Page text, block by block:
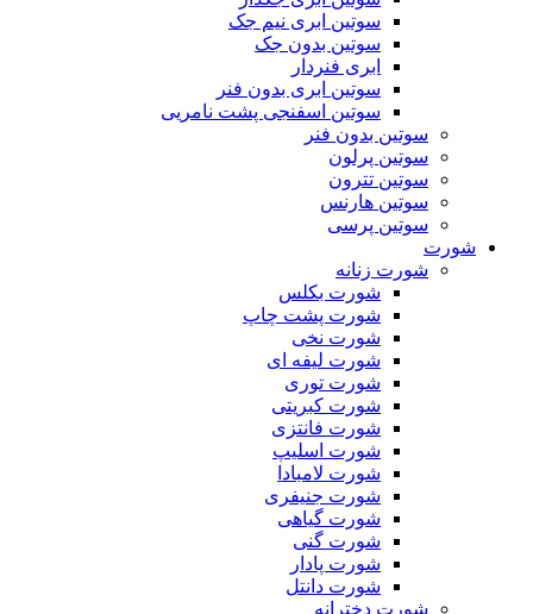
سوتین ابری نیم جک
سوتین بدون جک
ابری فنردار
سوتین ابری بدون فنر
سوتین اسفنجی پشت نامریی
سوتین بدون فنر
سوتین پرلون
سوتین تترون
سوتین هارنس
سوتین پرسی
شورت
شورت زنانه
شورت بکلس
شورت پشت چاپ
شورت نخی
شورت لیفه ای
شورت توری
شورت کبریتی
شورت فانتزی
شورت اسلیپ
شورت لامبادا
شورت جنیفری
شورت گیاهی
شورت گنی
شورت پادار
شورت دانتل
شورت دخترانه